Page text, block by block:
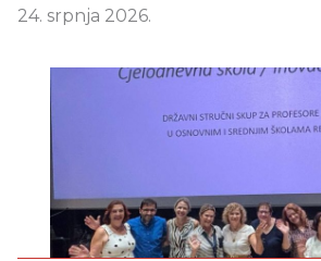
24. srpnja 2026.